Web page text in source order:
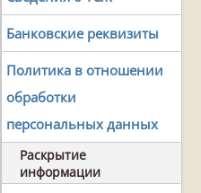
Банковские реквизиты
Политика в отношении
обработки
персональных данных
Раскрытие
информации